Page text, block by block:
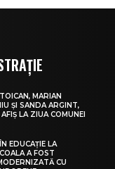
MARIAN
ȘI SANDA ARGINT,
LA ZIUA COMUNEI
EDUCAȚIE LA
A FOST
CU